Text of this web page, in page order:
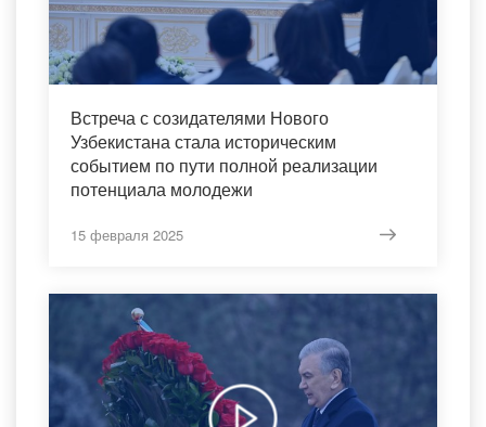
Встреча с созидателями Нового
Узбекистана стала историческим
событием по пути полной реализации
потенциала молодежи
15 февраля 2025